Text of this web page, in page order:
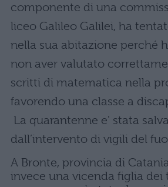
componente di una
liceo Galileo Galilei, ha
nella sua abitazione perché
non aver valutato
scritti di matematica nella
favorendo una classe a
La quarantenne e' stata
dall’intervento di vigili del
A Bronte, provincia di
invece una vicenda figlia